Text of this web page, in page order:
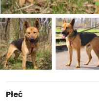
Płeć